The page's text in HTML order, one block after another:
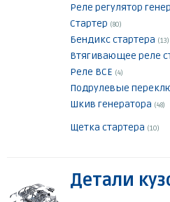
Реле регулятор
Стартер (80)
Бендикс стартера (13)
Втягивающее реле
Реле ВСЕ (4)
Подрулевые
Шкив генератора (48)
Щетка стартера (10)
Детали